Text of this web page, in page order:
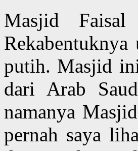
Masjid
Rekabentuknya
putih. Masjid
dari Arab
namanya
pernah saya